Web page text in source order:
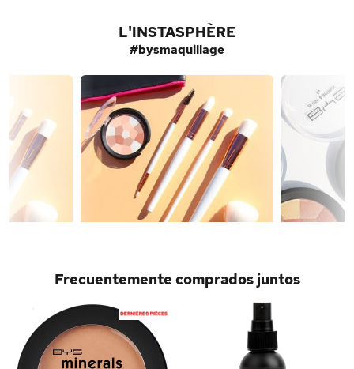
L'INSTASPHÈRE
#bysmaquillage
Frecuentemente comprados juntos